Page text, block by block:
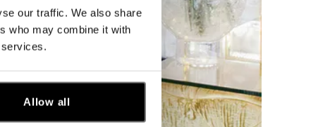
our traffic. We also share
who may combine it with
Allow all